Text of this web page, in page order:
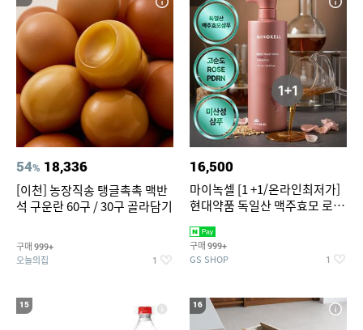
54% 18,336
[이천] 농장직송 탱글촉촉 맥반
석 구운란 60구 / 30구 골라담기
구매 999+
오늘의집 1
16,500
마이녹셀 [1 +1/온라인최저가]
현대약품 독일산 맥주효모 로즈
1000ml (정가 100,000원)
구매 999+
GS SHOP 1
15 16